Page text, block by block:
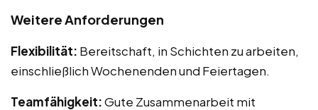
Weitere Anforderungen
Flexibilität: Bereitschaft, in Schichten zu arbeiten,
einschließlich Wochenenden und Feiertagen.
Teamfähigkeit:Gute Zusammenarbeit mit